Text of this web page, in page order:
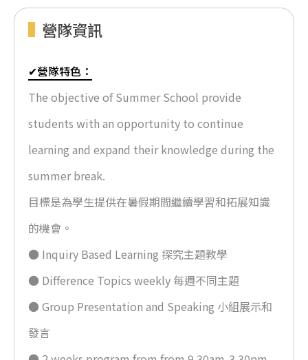
營隊資訊
✔營隊特色：
The objective of Summer School provide
students with an opportunity to continue
learning and expand their knowledge during the
summer break.
目標是為學生提供在暑假期間繼續學習和拓展知識
的機會。
● Inquiry Based Learning 探究主題教學
● Difference Topics weekly 每週不同主題
● Group Presentation and Speaking 小組展示和
發言